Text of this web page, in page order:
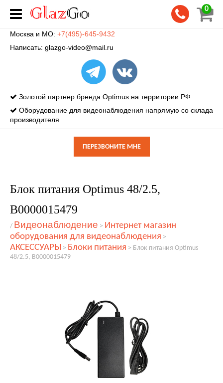
0
Москва и МО: +7(495)-645-9432
Написать: glazgo-video@mail.ru
Золотой партнер бренда Optimus на территории РФ
Оборудование для видеонаблюдения напрямую со склада
производителя
ПЕРЕЗВОНИТЕ МНЕ
Блок питания Optimus 48/2.5,
В0000015479
/ Видеонаблюдение > Интернет магазин
оборудования для видеонаблюдения >
АКСЕССУАРЫ > Блоки питания > Блок питания Optimus
48/2.5, В0000015479